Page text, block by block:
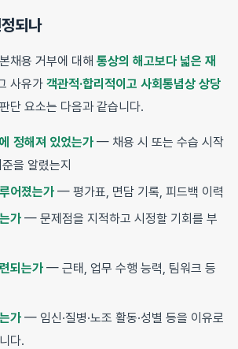
되나
채용 거부에 대해 통상의 해고보다 넓은 재
사유가 객관적·합리적이고 사회통념상 상당
단 요소는 다음과 같습니다.
정해져 있었는가 — 채용 시 또는 수습 시작
을 알렸는지
어졌는가 — 평가표, 면담 기록, 피드백 이력
가 — 문제점을 지적하고 시정할 기회를 부
되는가 — 근태, 업무 수행 능력, 팀워크 등
가 — 임신·질병·노조 활동·성별 등을 이유로
다.